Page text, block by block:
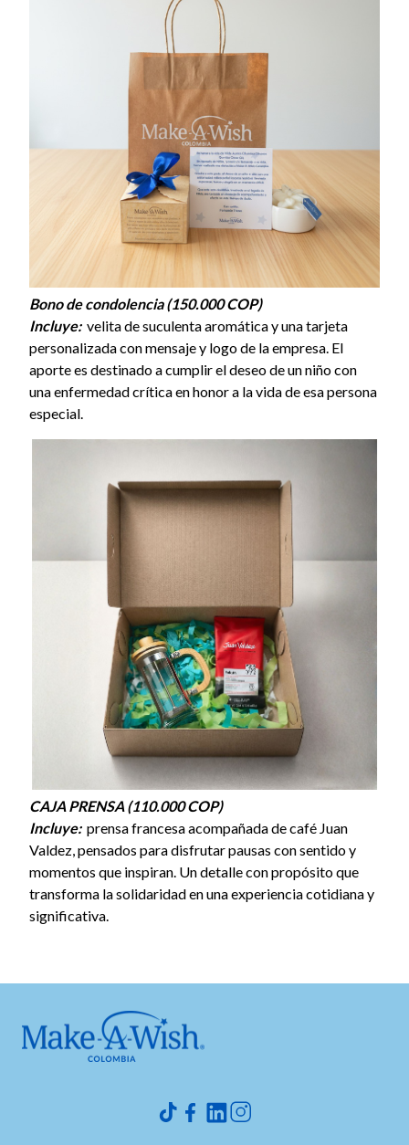
Bono de condolencia (150.000 COP)
Incluye: velita de suculenta aromática y una tarjeta
personalizada con mensaje y logo de la empresa. El
aporte es destinado a cumplir el deseo de un niño con
una enfermedad crítica en honor a la vida de esa persona
especial.
CAJA PRENSA (110.000 COP)
Incluye: prensa francesa acompañada de café Juan
Valdez, pensados para disfrutar pausas con sentido y
momentos que inspiran. Un detalle con propósito que
transforma la solidaridad en una experiencia cotidiana y
significativa.